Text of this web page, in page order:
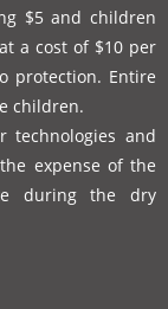
$5 and children
a cost of $10 per
protection. Entire
children.
technologies and
expense of the
during the dry